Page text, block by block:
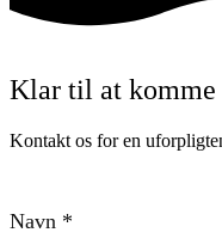
Klar til at komme
Kontakt os for en
Navn *